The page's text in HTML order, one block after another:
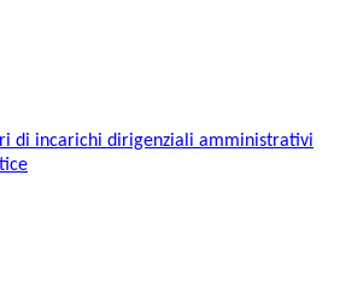
di incarichi dirigenziali amministrativi